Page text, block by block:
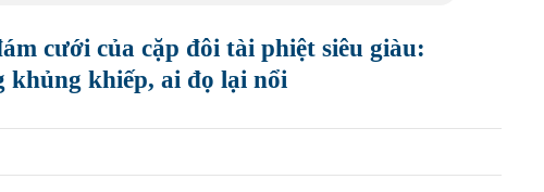
cưới của cặp đôi tài phiệt siêu giàu:
khủng khiếp, ai đọ lại nổi